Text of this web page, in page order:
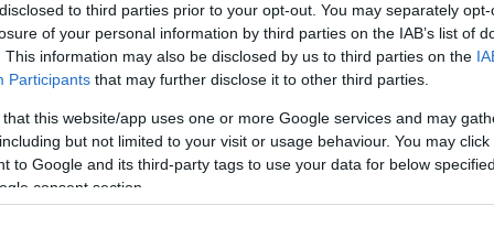
to third parties prior to your opt-out. You may separately
of your personal information by third parties on the IAB’s list of
This information may also be disclosed by us to third parties on the
Participants that may further disclose it to other third parties.
that this website/app uses one or more Google services and may
but not limited to your visit or usage behaviour. You may
to Google and its third-party tags to use your data for below
consent section.
a hatóságok közbeléptek a tűntető taxisok
ők fogalmaztak: „A forgalmat akadályozó